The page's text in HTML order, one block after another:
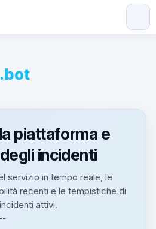
piattaforma e
incidenti
servizio in tempo reale, le
recenti e le tempistiche di
attivi.